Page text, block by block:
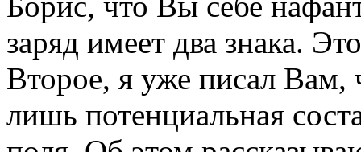
заряд имеет два знака.
Второе, я уже писал Вам,
лишь потенциальная